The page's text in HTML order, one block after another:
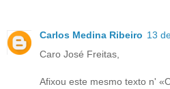
Carlos Medina Ribeiro 13
Caro José Freitas,
Afixou este mesmo texto n'